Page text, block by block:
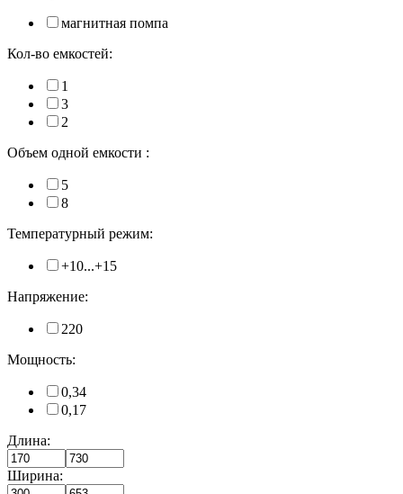
магнитная помпа
Кол-во емкостей:
1
3
2
Объем одной емкости :
5
8
Температурный режим:
+10...+15
Напряжение:
220
Мощность:
0,34
0,17
Длина:
Ширина: